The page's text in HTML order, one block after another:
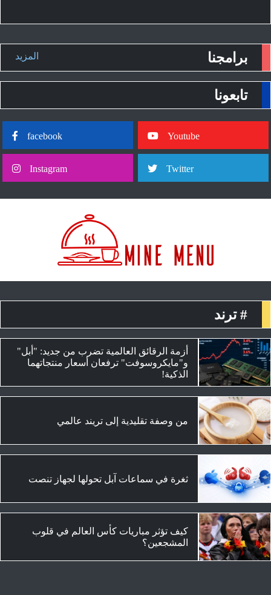
برامجنا المزيد
تابعونا
facebook Youtube
Instagram Twitter
# ترند
أزمة الرقائق العالمية تضرب من جديد: "أبل"
و"مايكروسوفت" ترفعان أسعار منتجاتهما
الذكية!
من وصفة تقليدية إلى تريند عالمي
ثغرة في سماعات آبل تحولها لجهاز تنصت
كيف تؤثر مباريات كأس العالم في قلوب
المشجعين؟